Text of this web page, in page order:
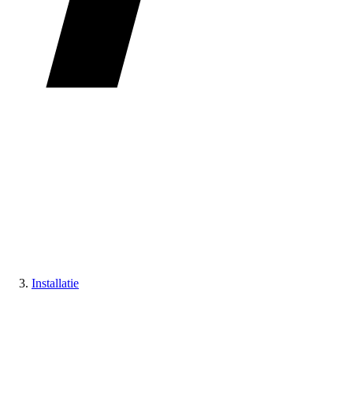
Installatie